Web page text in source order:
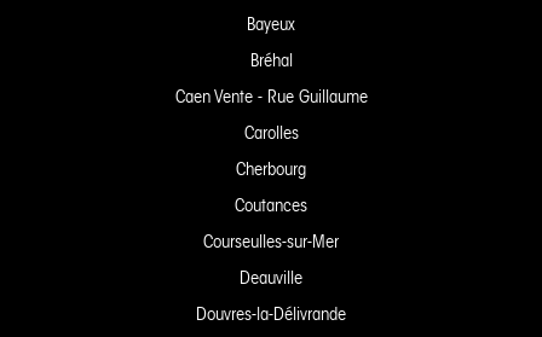
Bayeux
Bréhal
Caen Vente - Rue Guillaume
Carolles
Cherbourg
Coutances
Courseulles-sur-Mer
Deauville
Douvres-la-Délivrande